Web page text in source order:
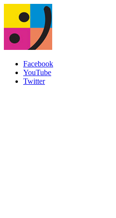
Facebook
YouTube
Twitter